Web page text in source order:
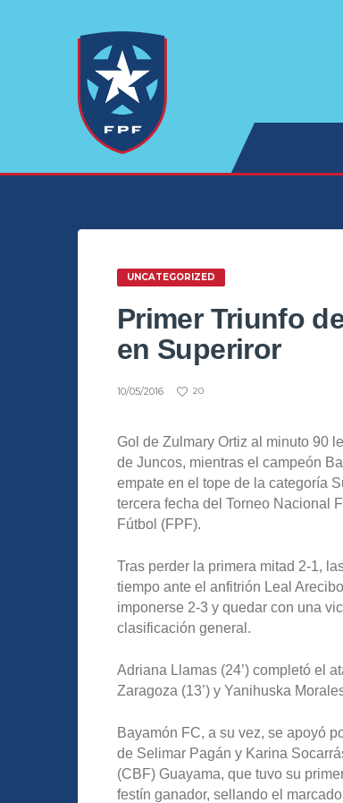
UNCATEGORIZED
Primer Triunfo
en Superiror
10/05/2016 20
Gol de Zulmary Ortiz al minuto 90
de Juncos, mientras el campeón
empate en el tope de la categoría
tercera fecha del Torneo Nacional
Fútbol (FPF).
Tras perder la primera mitad 2-1,
tiempo ante el anfitrión Leal
imponerse 2-3 y quedar con una
clasificación general.
Adriana Llamas (24’) completó el
Zaragoza (13’) y Yanihuska
Bayamón FC, a su vez, se apoyó
de Selimar Pagán y Karina
(CBF) Guayama, que tuvo su
festín ganador, sellando el